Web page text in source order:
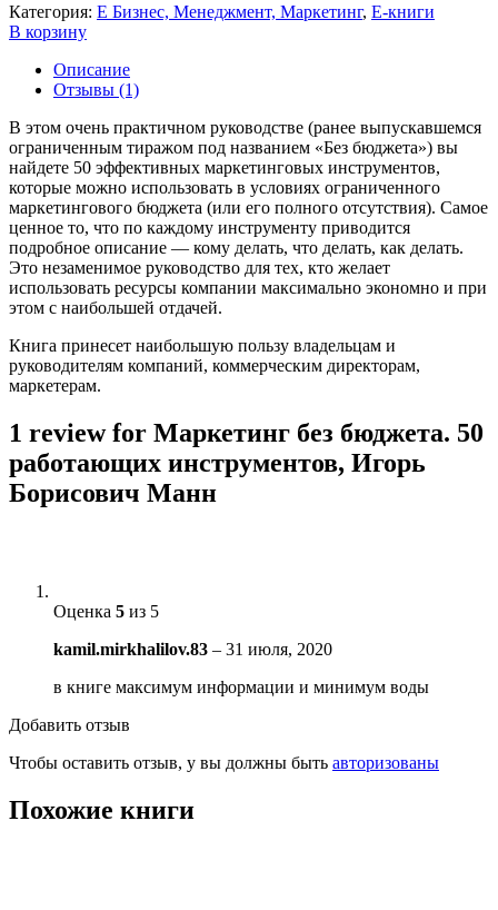
Категория: E Бизнес, Менеджмент, Маркетинг, Е-книги
В корзину
Описание
Отзывы (1)
В этом очень практичном руководстве (ранее выпускавшемся
ограниченным тиражом под названием «Без бюджета») вы
найдете 50 эффективных маркетинговых инструментов,
которые можно использовать в условиях ограниченного
маркетингового бюджета (или его полного отсутствия). Самое
ценное то, что по каждому инструменту приводится
подробное описание — кому делать, что делать, как делать.
Это незаменимое руководство для тех, кто желает
использовать ресурсы компании максимально экономно и при
этом с наибольшей отдачей.
Книга принесет наибольшую пользу владельцам и
руководителям компаний, коммерческим директорам,
маркетерам.
1 review for Маркетинг без бюджета. 50
работающих инструментов, Игорь
Борисович Манн
Оценка 5 из 5
kamil.mirkhalilov.83 – 31 июля, 2020
в книге максимум информации и минимум воды
Добавить отзыв
Чтобы оставить отзыв, у вы должны быть авторизованы
Похожие книги